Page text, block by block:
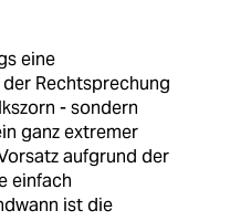
eine
Rechtsprechung
- sondern
ganz extremer
aufgrund der
einfach
ist die